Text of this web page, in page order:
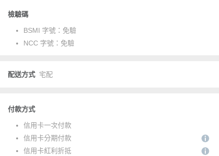
檢驗碼
BSMI 字號： 免驗
NCC 字號： 免驗
配送方式 宅配
付款方式
信用卡一次付款
信用卡分期付款
信用卡紅利折抵